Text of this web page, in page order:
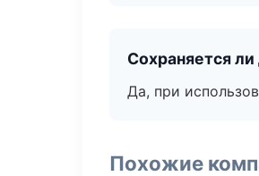
Сохраняется ли
Да, при
Похожие